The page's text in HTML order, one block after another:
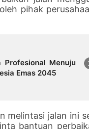
pihak
Profesional Menuju
Emas 2045
melintasi jalan ini
bantuan